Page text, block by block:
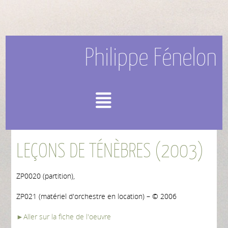
Philippe Fénelon
LEÇONS DE TÉNÈBRES (2003)
ZP0020 (partition),
ZP021 (matériel d'orchestre en location) – © 2006
►Aller sur la fiche de l'oeuvre